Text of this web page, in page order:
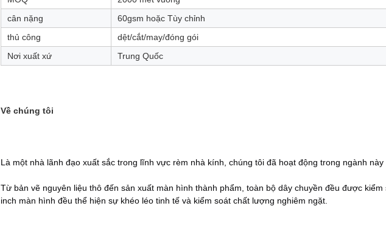
cân nặng
60gsm hoặc Tùy chỉnh
thủ công
dệt/cắt/may/đóng gói
Nơi xuất xứ
Trung Quốc
Về chúng tôi
Là một nhà lãnh đạo xuất sắc trong lĩnh vực rèm nhà kính, chúng tôi đã hoạt động trong ngành này
Từ bản vẽ nguyên liệu thô đến sản xuất màn hình thành phẩm, toàn bộ dây chuyền đều được
inch màn hình đều thể hiện sự khéo léo tinh tế và kiểm soát chất lượng nghiêm ngặt.